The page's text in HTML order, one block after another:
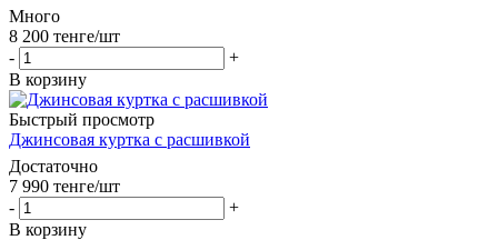
Много
8 200 тенге/шт
-
+
В корзину
Быстрый просмотр
Джинсовая куртка с расшивкой
Достаточно
7 990 тенге/шт
-
+
В корзину